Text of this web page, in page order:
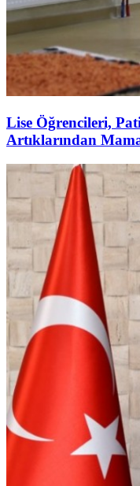
Lise Öğrencileri,
Artıklarından